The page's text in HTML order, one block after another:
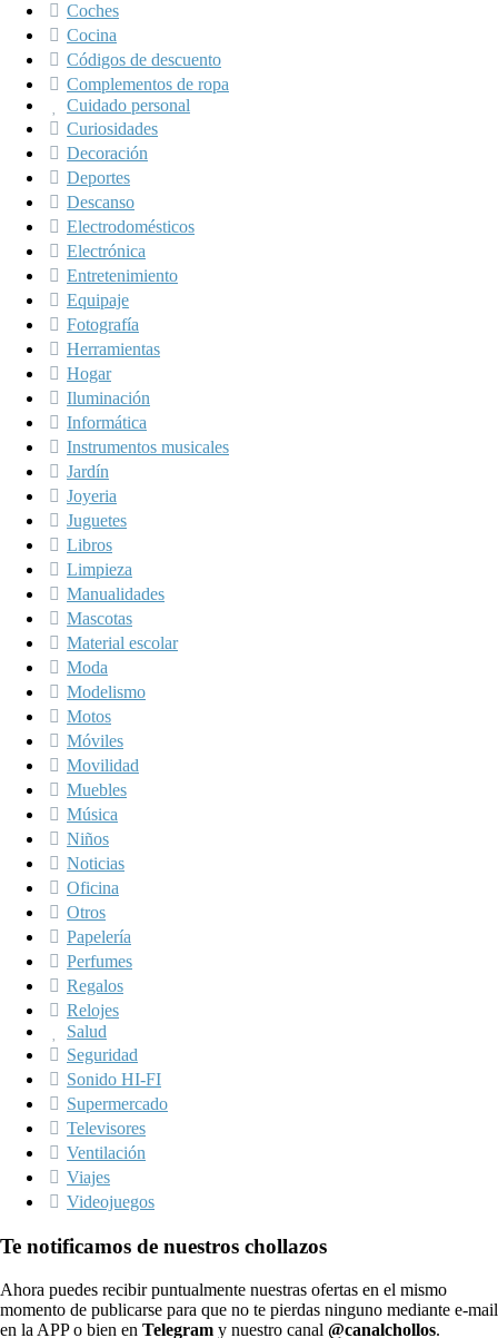
Coches
Cocina
Códigos de descuento
Complementos de ropa
Cuidado personal
Curiosidades
Decoración
Deportes
Descanso
Electrodomésticos
Electrónica
Entretenimiento
Equipaje
Fotografía
Herramientas
Hogar
Iluminación
Informática
Instrumentos musicales
Jardín
Joyeria
Juguetes
Libros
Limpieza
Manualidades
Mascotas
Material escolar
Moda
Modelismo
Motos
Móviles
Movilidad
Muebles
Música
Niños
Noticias
Oficina
Otros
Papelería
Perfumes
Regalos
Relojes
Salud
Seguridad
Sonido HI-FI
Supermercado
Televisores
Ventilación
Viajes
Videojuegos
Te notificamos de nuestros chollazos
Ahora puedes recibir puntualmente nuestras ofertas en el mismo
momento de publicarse para que no te pierdas ninguno mediante e-mail
en la APP o bien en Telegram y nuestro canal @canalchollos.